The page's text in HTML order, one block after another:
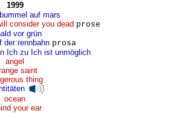
1999
auf mars
consider you dead prose
vor grün
der rennbahn prosa
Ich zu Ich ist unmöglich
angel
saint
thing
ocean
your ear